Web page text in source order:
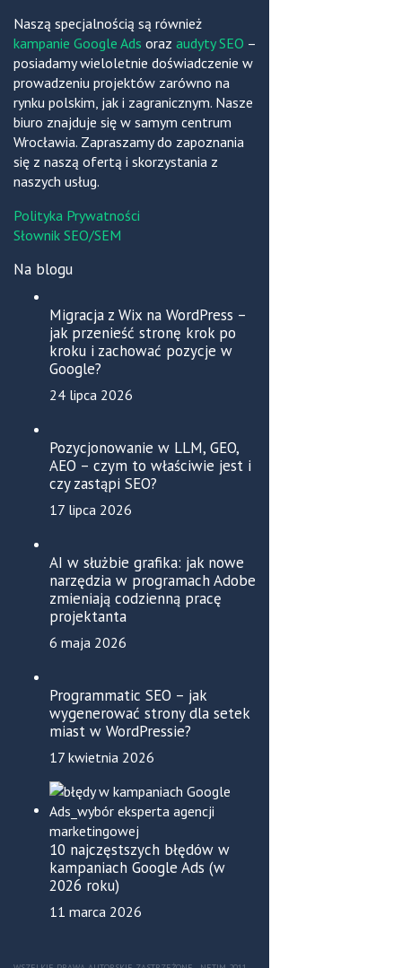
Naszą specjalnością są również
kampanie Google Ads oraz audyty SEO –
posiadamy wieloletnie doświadczenie w
prowadzeniu projektów zarówno na
rynku polskim, jak i zagranicznym. Nasze
biuro znajduje się w samym centrum
Wrocławia. Zapraszamy do zapoznania
się z naszą ofertą i skorzystania z
naszych usług.
Polityka Prywatności
Słownik SEO/SEM
Na blogu
Migracja z Wix na WordPress –
jak przenieść stronę krok po
kroku i zachować pozycje w
Google?
24 lipca 2026
Pozycjonowanie w LLM, GEO,
AEO – czym to właściwie jest i
czy zastąpi SEO?
17 lipca 2026
AI w służbie grafika: jak nowe
narzędzia w programach Adobe
zmieniają codzienną pracę
projektanta
6 maja 2026
Programmatic SEO – jak
wygenerować strony dla setek
miast w WordPressie?
17 kwietnia 2026
10 najczęstszych błędów w
kampaniach Google Ads (w
2026 roku)
11 marca 2026